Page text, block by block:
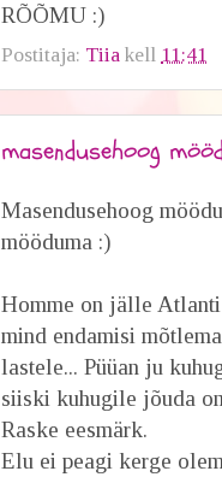
RÕÕMU :)
Postitaja: Tiia kell 11:41
masendusehoog
Masendusehoog
mööduma :)
Homme on jälle
mind endamisi
lastele... Püüan ju
siiski kuhugile jõuda
Raske eesmärk.
Elu ei peagi kerge